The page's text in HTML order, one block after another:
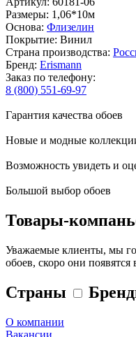
Размеры: 1,06*10м
Основа: Флизелин
Покрытие: Винил
Страна производства:
Бренд: Erismann
Заказ по телефону:
8 (800) 551-69-97
Гарантия качества обоев
Новые и модные
Возможность увидеть и
Большой выбор обоев
Товары-
Уважаемые клиенты, мы
обоев, скоро они появятся
Страны
О компании
Вакансии